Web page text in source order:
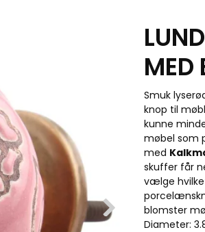
MED
Smuk
knop til
kunne
møbel som
med
skuffer får
vælge
blomster
Diameter: